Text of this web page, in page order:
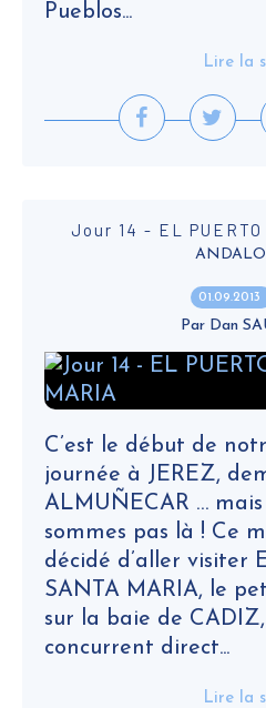
Pueblos...
Lire la
Jour 14 - EL PUERTO
01.09.2013
Par Dan
C’est le début de
journée à JEREZ,
ALMUÑECAR … mais
sommes pas là ! Ce
décidé d’aller visiter
SANTA MARIA, le
sur la baie de
concurrent direct...
Lire la